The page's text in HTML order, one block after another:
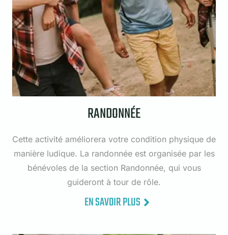
RANDONNÉE
Cette activité améliorera votre condition physique de
manière ludique. La randonnée est organisée par les
bénévoles de la section Randonnée, qui vous
guideront à tour de rôle.
EN SAVOIR PLUS